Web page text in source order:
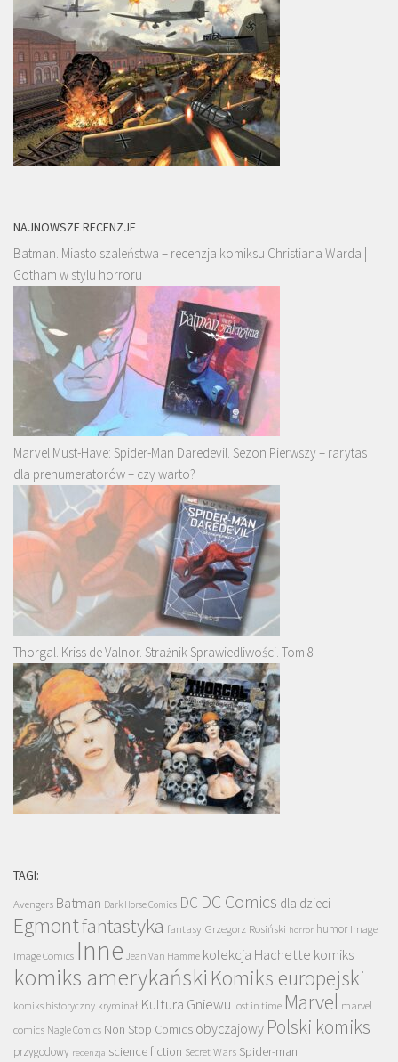
NAJNOWSZE RECENZJE
Batman. Miasto szaleństwa – recenzja komiksu Christiana Warda |
Gotham w stylu horroru
Marvel Must-Have: Spider-Man Daredevil. Sezon Pierwszy – rarytas
dla prenumeratorów – czy warto?
Thorgal. Kriss de Valnor. Strażnik Sprawiedliwości. Tom 8
TAGI:
Avengers Batman Dark Horse Comics DC DC Comics dla dzieci
Egmontfantastyka fantasy Grzegorz Rosiński horror humor Image
Image Comics Inne Jean Van Hamme kolekcja Hachette komiks
komiks amerykański Komiks europejski
komiks historyczny kryminał Kultura Gniewu lost in time Marvel marvel
comics Nagle Comics Non Stop Comics obyczajowy Polski komiks
przygodowy recenzja science fiction Secret Wars Spider-man